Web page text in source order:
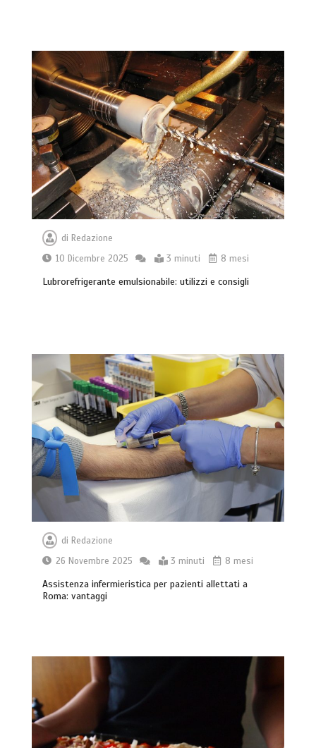
diRedazione
10 Dicembre 2025
3 minuti 8 mesi
Lubrorefrigerante emulsionabile: utilizzi e consigli
di Redazione
26 Novembre 2025
3 minuti 8 mesi
Assistenza infermieristica per pazienti allettati a
Roma: vantaggi